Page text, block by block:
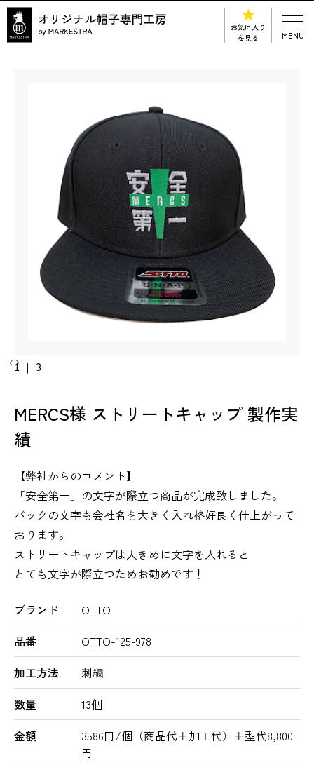
お気に入り
を見る
MENU
1 ｜ 3
MERCS様 ストリートキャップ 製作実
績
【弊社からのコメント】
「安全第一」の文字が際立つ商品が完成致しました。
バックの文字も会社名を大きく入れ格好良く仕上がって
おります。
ストリートキャップは大きめに文字を入れると
とても文字が際立つためお勧めです！
ブランド
OTTO
品番
OTTO-125-978
加工方法
刺繍
数量
13個
金額
3586円/個（商品代＋加工代）＋型代8,800
円